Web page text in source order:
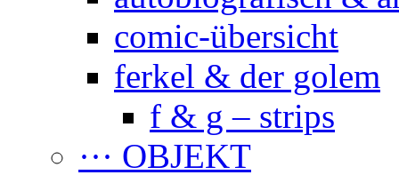
comic-übersicht
ferkel & der golem
f & g – strips
··· OBJEKT